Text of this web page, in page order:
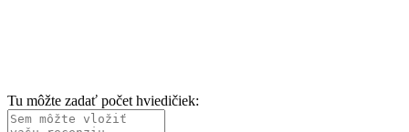
Tu môžte zadať počet hviedičiek: